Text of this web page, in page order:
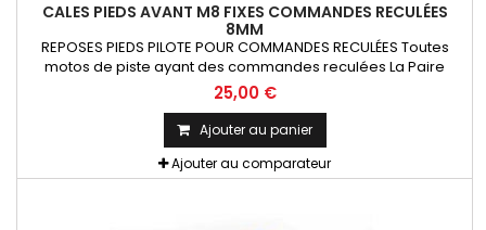
CALES PIEDS AVANT M8 FIXES COMMANDES RECULÉES
8MM
REPOSES PIEDS PILOTE POUR COMMANDES RECULÉES Toutes
motos de piste ayant des commandes reculées La Paire
25,00 €
Ajouter au panier
Ajouter au comparateur